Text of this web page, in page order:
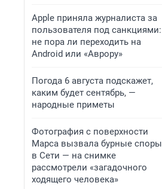
Apple приняла журналиста за
пользователя под санкциями:
не пора ли переходить на
Android или «Аврору»
Погода 6 августа подскажет,
каким будет сентябрь, —
народные приметы
Фотография с поверхности
Марса вызвала бурные споры
в Сети — на снимке
рассмотрели «загадочного
ходящего человека»